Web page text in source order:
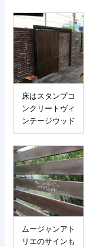
床はスタンプコ
ンクリートヴィ
ンテージウッド
ムージャンアト
リエのサインも